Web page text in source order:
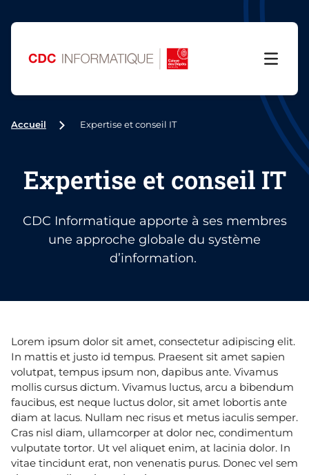
Accueil Expertise et conseil IT
Expertise et conseil IT
CDC Informatique apporte à ses membres
une approche globale du système
d’information.
Lorem ipsum dolor sit amet, consectetur adipiscing elit.
In mattis et justo id tempus. Praesent sit amet sapien
volutpat, tempus ipsum non, dapibus ante. Vivamus
mollis cursus dictum. Vivamus luctus, arcu a bibendum
faucibus, est neque luctus dolor, sit amet lobortis ante
diam at lacus. Nullam nec risus et metus iaculis semper.
Cras nisl diam, ullamcorper at dolor nec, condimentum
vulputate tortor. Ut vel aliquet enim, at lacinia dolor. In
vitae tincidunt erat, non venenatis purus. Donec vel sem